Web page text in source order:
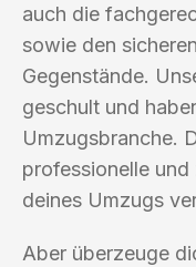
auch die
sowie den
Gegenstände.
geschult und
Umzugsbranche.
professionelle
deines Umzugs
Aber überzeuge